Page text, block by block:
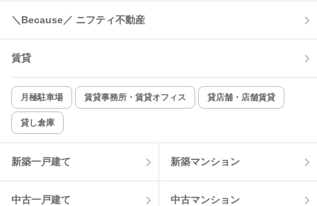
＼Because／ ニフティ不動産
賃貸
月極駐車場 賃貸事務所・賃貸オフィス 貸店舗・店舗賃貸
貸し倉庫
新築一戸建て 新築マンション
中古一戸建て 中古マンション